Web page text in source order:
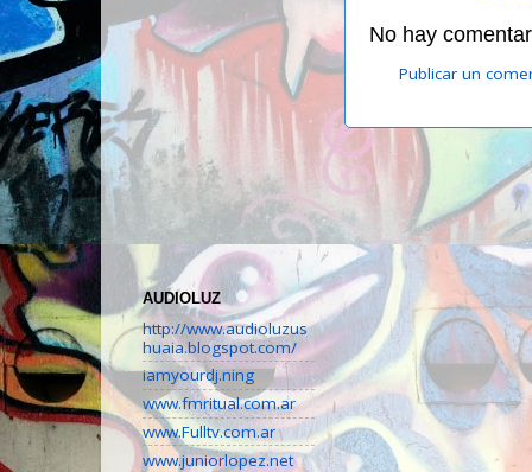
No hay
Publicar un
AUDIOLUZ
http://www.audioluzus
huaia.blogspot.com/
iamyourdj.ning
www.fmritual.com.ar
www.Fulltv.com.ar
www.juniorlopez.net